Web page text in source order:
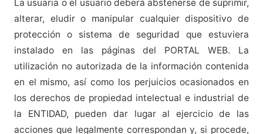
La usuaria o el usuario deberá abstenerse de suprimir,
alterar, eludir o manipular cualquier dispositivo de
protección o sistema de seguridad que estuviera
instalado en las páginas del PORTAL WEB. La
utilización no autorizada de la información contenida
en el mismo, así como los perjuicios ocasionados en
los derechos de propiedad intelectual e industrial de
la ENTIDAD, pueden dar lugar al ejercicio de las
acciones que legalmente correspondan y, si procede,